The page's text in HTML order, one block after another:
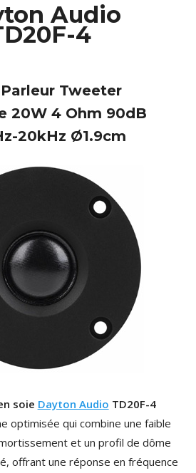
Audio
4
Tweeter
20W 4 Ohm 90dB
20kHz Ø1.9cm
soie Dayton Audio TD20F-4
optimisée qui combine une faible
et un profil de dôme
offrant une réponse en fréquence